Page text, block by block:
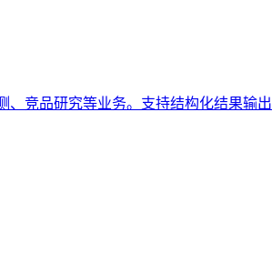
、竞品研究等业务。支持结构化结果输出